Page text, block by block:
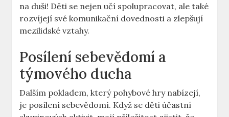
na duši! Děti se nejen učí spolupracovat, ale také
rozvíjejí své komunikační dovednosti a zlepšují
mezilidské vztahy.
Posílení sebevědomí a
týmového ducha
Dalším pokladem, který pohybové hry nabízejí,
je posílení sebevědomí. Když se děti účastní